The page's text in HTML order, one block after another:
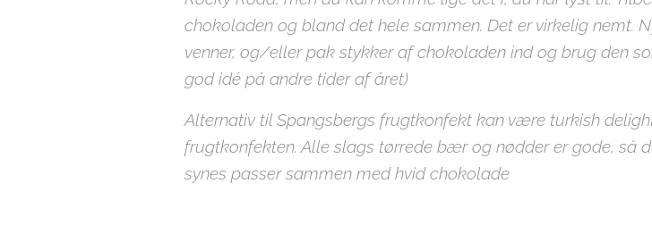
chokoladen og bland det hele sammen. Det er virkelig nemt.
venner, og/eller pak stykker af chokoladen ind og brug den
god idé på andre tider af året)
Alternativ til Spangsbergs frugtkonfekt kan være turkish
frugtkonfekten. Alle slags tørrede bær og nødder er gode, så
synes passer sammen med hvid chokolade